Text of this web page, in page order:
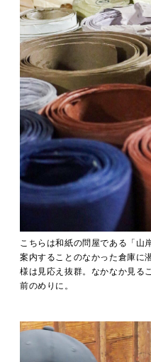
こちらは和紙の問屋である「山
案内することのなかった倉庫に
様は見応え抜群。なかなか見る
前のめりに。